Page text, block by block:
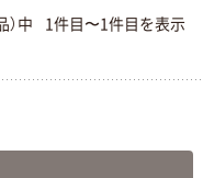
）中 1件目〜1件目を表示